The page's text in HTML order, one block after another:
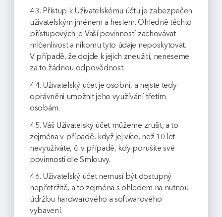
4.3. Přístup k Uživatelskému účtu je zabezpečen
uživatelským jménem a heslem. Ohledně těchto
přístupových je Vaší povinností zachovávat
mlčenlivost a nikomu tyto údaje neposkytovat.
V případě, že dojde k jejich zneužití, neneseme
za to žádnou odpovědnost.
4.4. Uživatelský účet je osobní, a nejste tedy
oprávněni umožnit jeho využívání třetím
osobám.
4.5. Váš Uživatelský účet můžeme zrušit, a to
zejména v případě, když jej více, než 10 let
nevyužíváte, či v případě, kdy porušíte své
povinnosti dle Smlouvy.
4.6. Uživatelský účet nemusí být dostupný
nepřetržitě, a to zejména s ohledem na nutnou
údržbu hardwarového a softwarového
vybavení.